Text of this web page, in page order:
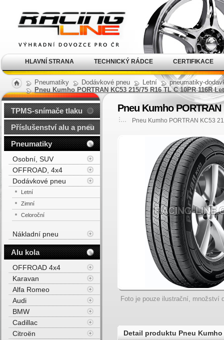
Pneumatiky Dodávkové pneu Letní
pneumatiky-
Pneu Kumho PORTRAN KC53 215/75 R16 TL C 10PR 116R
Pneu Kumho PORTRAN
Pneu Kumho PORTRAN KC53
Foto je pouze ilustrační, množství
Detail produktu Pneu Kumho
TPMS-snímače tlaku
Příslušenství alu a pneu
Pneumatiky
Osobní, SUV
OFFROAD, 4x4
Dodávkové pneu
Letní
Zimní
Celoroční
Nákladní pneu
Alu kola
OFFROAD 4x4
Karavan
Alfa Romeo
Audi
BMW
Cadillac
Citroën
kola Racing Line
HLAVNÍ STRANA TECHNICKÝ RÁDCE CERTIFIKACE